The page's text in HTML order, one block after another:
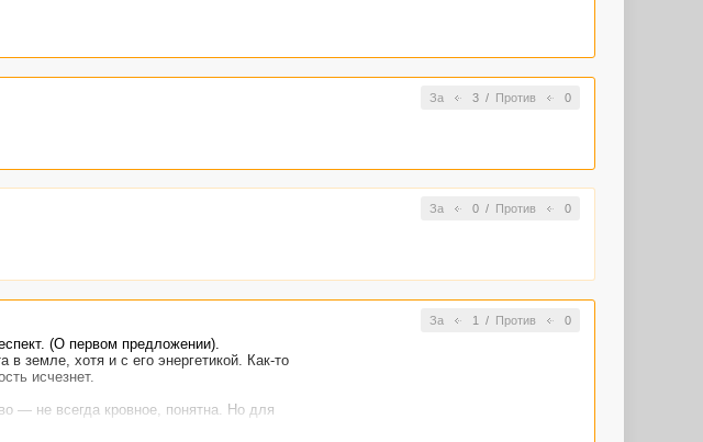
За 3/ Против 0
За 0/ Против 0
За 1 / Против 0
(О первом предложении).
земле, хотя и с его энергетикой. Как-то
исчезнет.
— не всегда кровное, понятна. Но для